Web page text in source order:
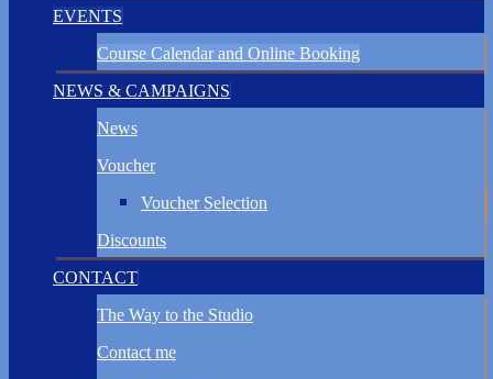
EVENTS
Course Calendar and Online Booking
NEWS & CAMPAIGNS
News
Voucher
Voucher Selection
Discounts
CONTACT
The Way to the Studio
Contact me